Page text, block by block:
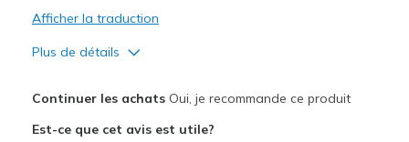
Afficher la traduction
Plus de détails
Continuer les achatsOui, je recommande ce produit
Est-ce que cet avis est utile?